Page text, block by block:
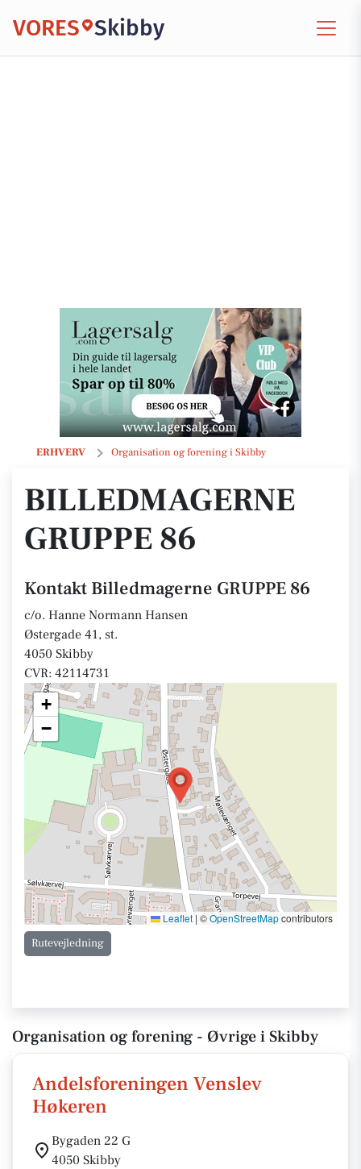
VORES Skibby
ERHVERV Organisation og forening i Skibby
Billedmagerne GRUPPE 86
BILLEDMAGERNE
GRUPPE 86
Kontakt Billedmagerne GRUPPE 86
c/o. Hanne Normann Hansen
Østergade 41, st.
4050 Skibby
CVR: 42114731
+
−
Leaflet | ©OpenStreetMapcontributors
Rutevejledning
Organisation og forening - Øvrige i Skibby
Andelsforeningen Venslev
Høkeren
Bygaden 22 G
4050 Skibby